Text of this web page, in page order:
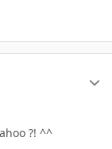
?! ^^